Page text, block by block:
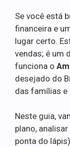
Se você está
financeira e
lugar certo.
vendas; é um
funciona o
desejado do
das famílias e
Neste guia,
plano,
ponta do